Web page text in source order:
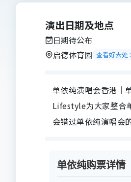
演出日期及地点
日期待公布
启德体育园 查看好去处
单依纯演唱会香港｜
Lifestyle为大家整合
会错过单依纯演唱会
单依纯购票详情